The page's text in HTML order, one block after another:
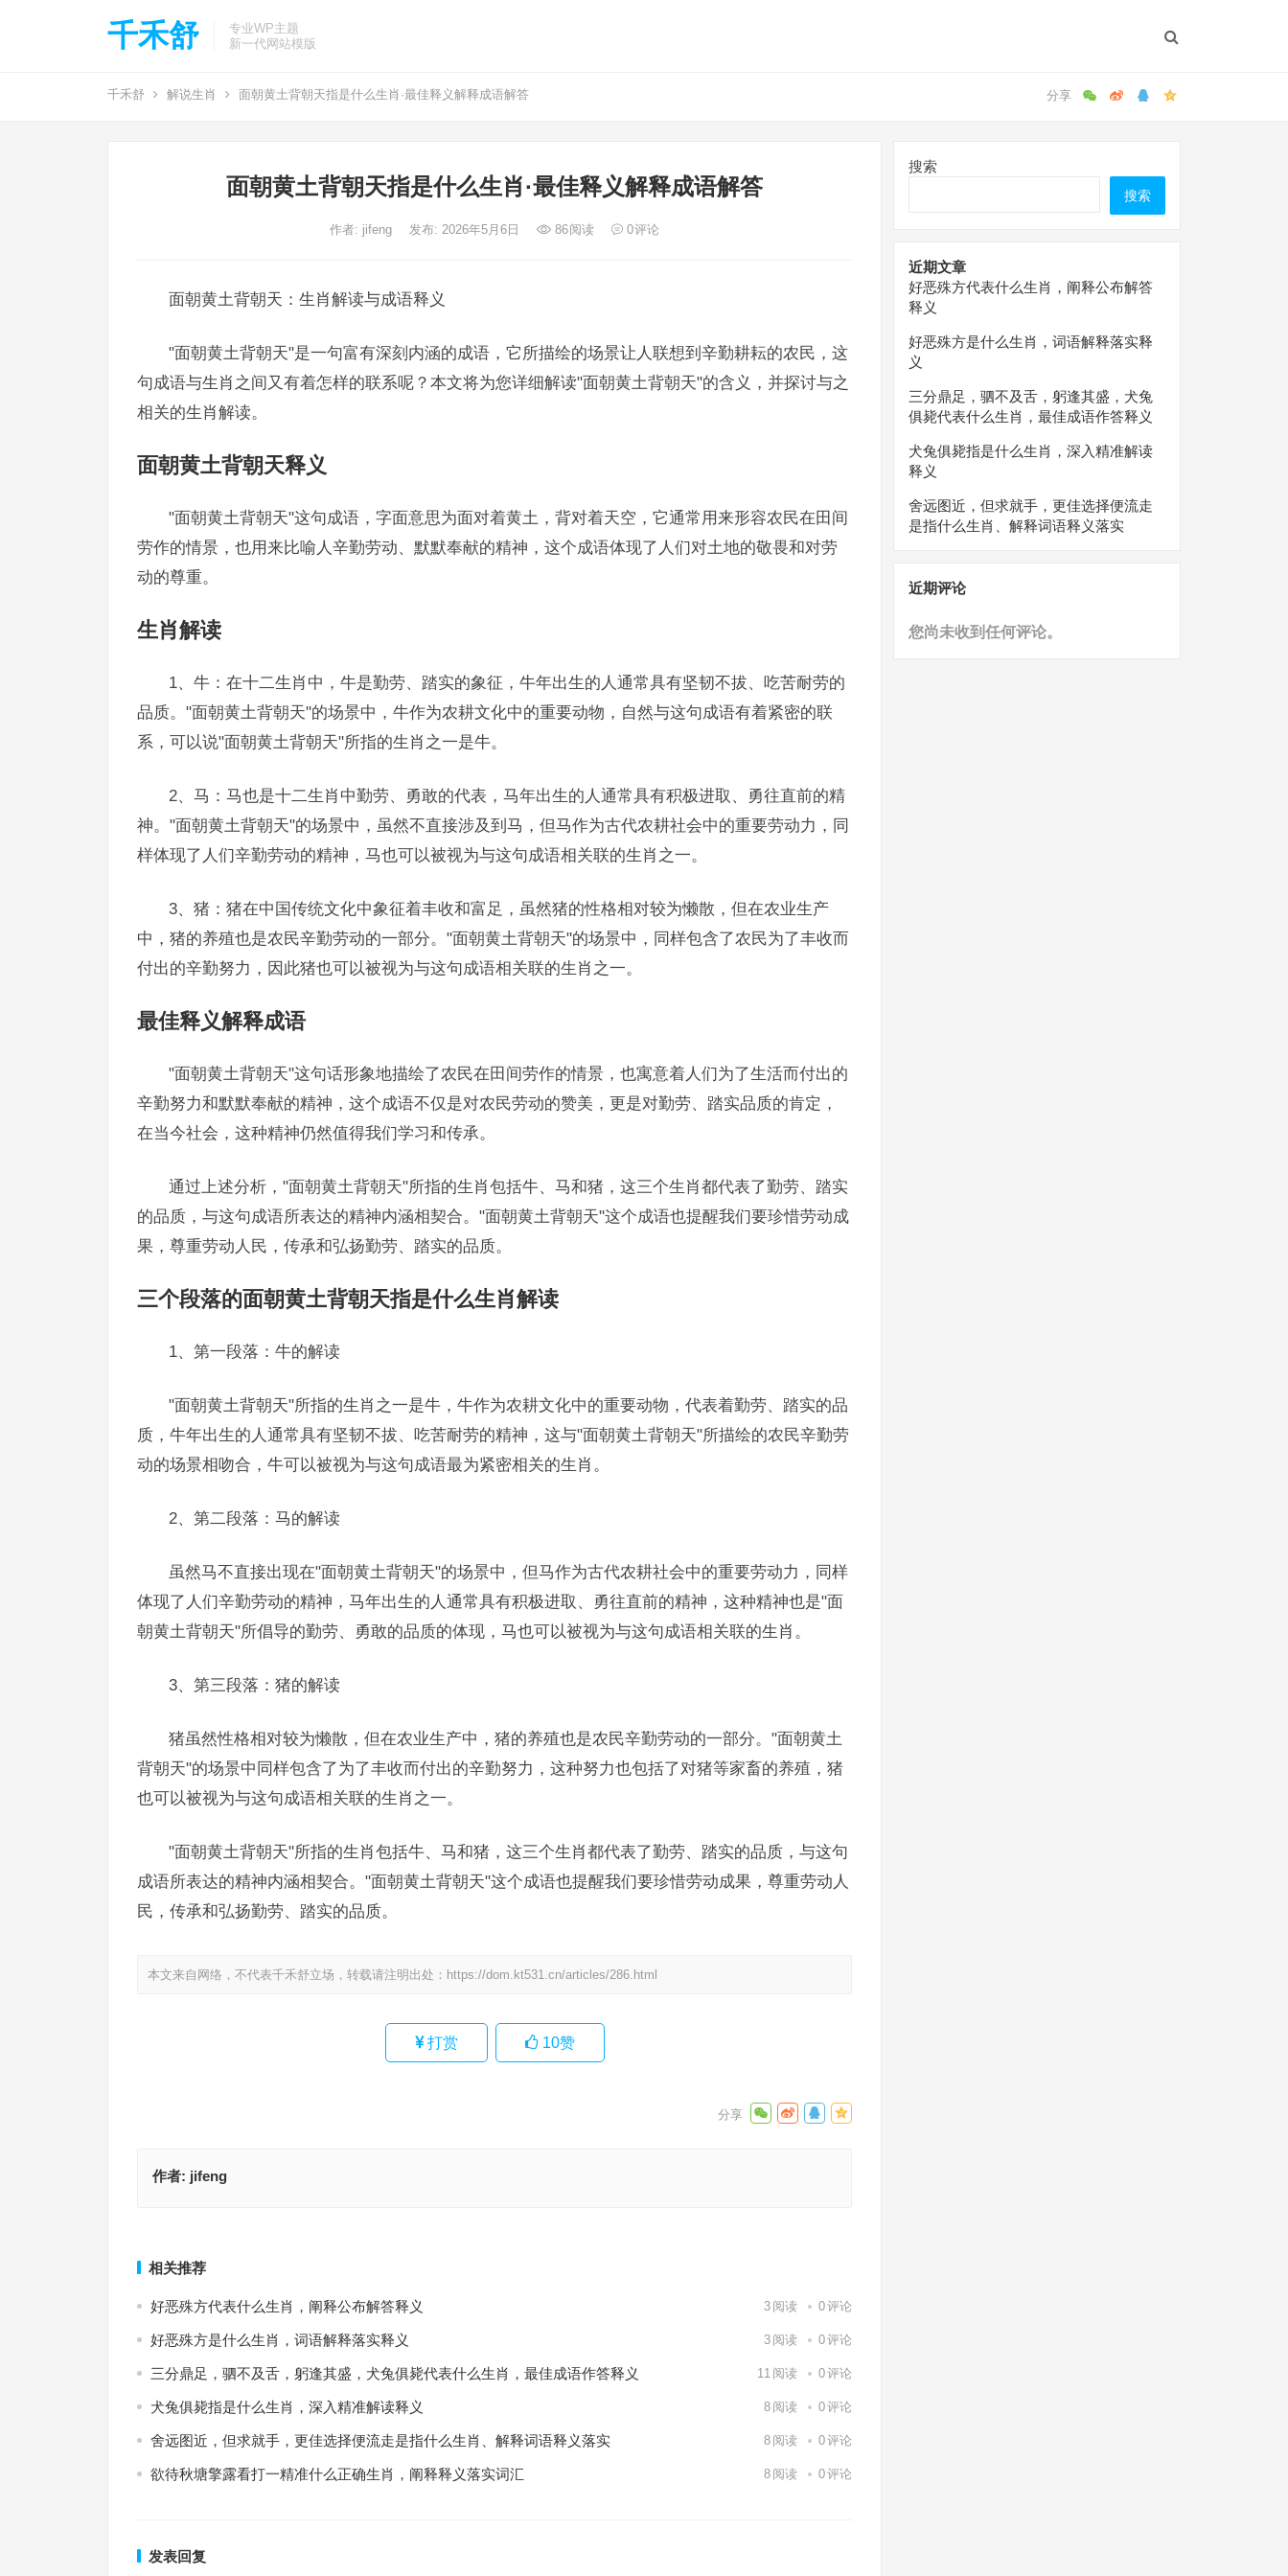
千禾舒
专业WP主题
新一代网站模版
千禾舒 解说生肖 面朝黄土背朝天指是什么生肖·最佳释义解释成语解答
面朝黄土背朝天指是什么生肖·最佳释义解释成语解答
作者: jifeng 发布: 2026年5月6日 86阅读 0评论
面朝黄土背朝天：生肖解读与成语释义
"面朝黄土背朝天"是一句富有深刻内涵的成语，它所描绘的场景让人联想到辛勤耕耘的农民，这
句成语与生肖之间又有着怎样的联系呢？本文将为您详细解读"面朝黄土背朝天"的含义，并探讨与之
相关的生肖解读。
面朝黄土背朝天释义
"面朝黄土背朝天"这句成语，字面意思为面对着黄土，背对着天空，它通常用来形容农民在田间
劳作的情景，也用来比喻人辛勤劳动、默默奉献的精神，这个成语体现了人们对土地的敬畏和对劳
动的尊重。
生肖解读
1、牛：在十二生肖中，牛是勤劳、踏实的象征，牛年出生的人通常具有坚韧不拔、吃苦耐劳的
品质。"面朝黄土背朝天"的场景中，牛作为农耕文化中的重要动物，自然与这句成语有着紧密的联
系，可以说"面朝黄土背朝天"所指的生肖之一是牛。
2、马：马也是十二生肖中勤劳、勇敢的代表，马年出生的人通常具有积极进取、勇往直前的精
神。"面朝黄土背朝天"的场景中，虽然不直接涉及到马，但马作为古代农耕社会中的重要劳动力，同
样体现了人们辛勤劳动的精神，马也可以被视为与这句成语相关联的生肖之一。
3、猪：猪在中国传统文化中象征着丰收和富足，虽然猪的性格相对较为懒散，但在农业生产
中，猪的养殖也是农民辛勤劳动的一部分。"面朝黄土背朝天"的场景中，同样包含了农民为了丰收而
付出的辛勤努力，因此猪也可以被视为与这句成语相关联的生肖之一。
最佳释义解释成语
"面朝黄土背朝天"这句话形象地描绘了农民在田间劳作的情景，也寓意着人们为了生活而付出的
辛勤努力和默默奉献的精神，这个成语不仅是对农民劳动的赞美，更是对勤劳、踏实品质的肯定，
在当今社会，这种精神仍然值得我们学习和传承。
通过上述分析，"面朝黄土背朝天"所指的生肖包括牛、马和猪，这三个生肖都代表了勤劳、踏实
的品质，与这句成语所表达的精神内涵相契合。"面朝黄土背朝天"这个成语也提醒我们要珍惜劳动成
果，尊重劳动人民，传承和弘扬勤劳、踏实的品质。
三个段落的面朝黄土背朝天指是什么生肖解读
1、第一段落：牛的解读
"面朝黄土背朝天"所指的生肖之一是牛，牛作为农耕文化中的重要动物，代表着勤劳、踏实的品
质，牛年出生的人通常具有坚韧不拔、吃苦耐劳的精神，这与"面朝黄土背朝天"所描绘的农民辛勤劳
动的场景相吻合，牛可以被视为与这句成语最为紧密相关的生肖。
2、第二段落：马的解读
虽然马不直接出现在"面朝黄土背朝天"的场景中，但马作为古代农耕社会中的重要劳动力，同样
体现了人们辛勤劳动的精神，马年出生的人通常具有积极进取、勇往直前的精神，这种精神也是"面
朝黄土背朝天"所倡导的勤劳、勇敢的品质的体现，马也可以被视为与这句成语相关联的生肖。
3、第三段落：猪的解读
猪虽然性格相对较为懒散，但在农业生产中，猪的养殖也是农民辛勤劳动的一部分。"面朝黄土
背朝天"的场景中同样包含了为了丰收而付出的辛勤努力，这种努力也包括了对猪等家畜的养殖，猪
也可以被视为与这句成语相关联的生肖之一。
"面朝黄土背朝天"所指的生肖包括牛、马和猪，这三个生肖都代表了勤劳、踏实的品质，与这句
成语所表达的精神内涵相契合。"面朝黄土背朝天"这个成语也提醒我们要珍惜劳动成果，尊重劳动人
民，传承和弘扬勤劳、踏实的品质。
本文来自网络，不代表千禾舒立场，转载请注明出处： https://dom.kt531.cn/articles/286.html
打赏 10赞
作者: jifeng
相关推荐
好恶殊方代表什么生肖，阐释公布解答释义 3 阅读 0评论
好恶殊方是什么生肖，词语解释落实释义 3 阅读 0评论
三分鼎足，驷不及舌，躬逢其盛，犬兔俱毙代表什么生肖，最佳成语作答释义 11 阅读 0评论
犬兔俱毙指是什么生肖，深入精准解读释义 8 阅读 0评论
舍远图近，但求就手，更佳选择便流走是指什么生肖、解释词语释义落实 8 阅读 0评论
欲待秋塘擎露看打一精准什么正确生肖，阐释释义落实词汇 8 阅读 0评论
发表回复
搜索
搜索
近期文章
好恶殊方代表什么生肖，阐释公布解答
释义
好恶殊方是什么生肖，词语解释落实释
义
三分鼎足，驷不及舌，躬逢其盛，犬兔
俱毙代表什么生肖，最佳成语作答释义
犬兔俱毙指是什么生肖，深入精准解读
释义
舍远图近，但求就手，更佳选择便流走
是指什么生肖、解释词语释义落实
近期评论
您尚未收到任何评论。